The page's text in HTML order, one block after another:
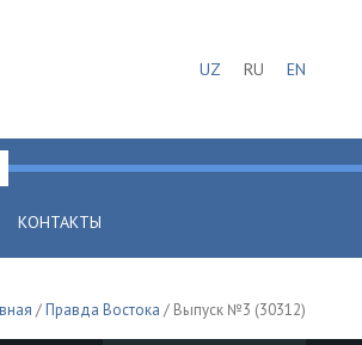
UZ RU EN
КОНТАКТЫ
/Правда Востока / Выпуск №3 (30312)